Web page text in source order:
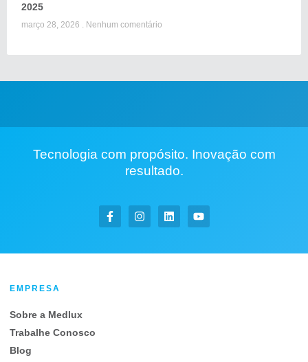
2025
março 28, 2026 Nenhum comentário
Tecnologia com propósito. Inovação com
resultado.
EMPRESA
Sobre a Medlux
Trabalhe Conosco
Blog